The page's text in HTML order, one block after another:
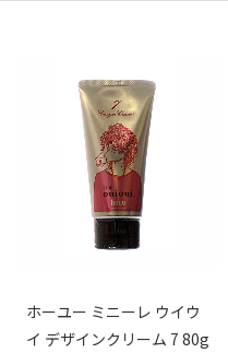
ホーユー ミニーレ ウイウ
イ デザインクリーム 7 80g